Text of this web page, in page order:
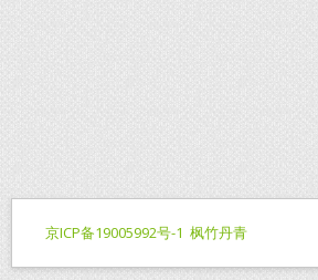
京ICP备19005992号-1 枫竹丹青